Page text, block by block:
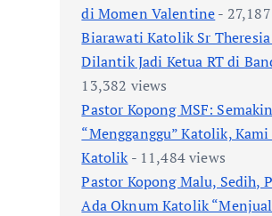
di Momen Valentine-
Biarawati Katolik Sr Theresia
Dilantik Jadi Ketua RT di
13,382 views
Pastor Kopong MSF:
“Mengganggu” Katolik,
Katolik- 11,484 views
Pastor Kopong Malu, Sedih,
Ada Oknum Katolik